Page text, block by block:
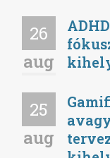
26
aug
25
aug